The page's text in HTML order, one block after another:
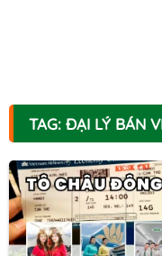
TAG: ĐẠI LÝ BÁN